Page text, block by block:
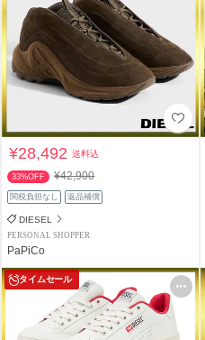
¥28,492送料込
33%OFF ¥42,900
関税負担なし 返品補償
DIESEL
PERSONAL SHOPPER
PaPiCo
タイムセール